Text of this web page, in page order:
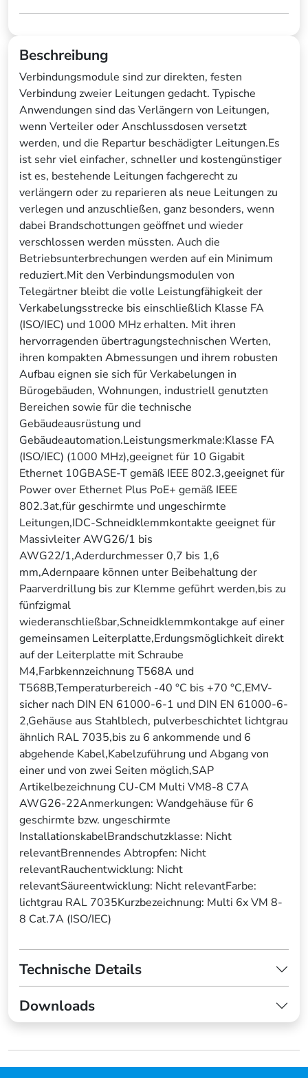
Beschreibung
Verbindungsmodule sind zur direkten, festen
Verbindung zweier Leitungen gedacht. Typische
Anwendungen sind das Verlängern von Leitungen,
wenn Verteiler oder Anschlussdosen versetzt
werden, und die Repartur beschädigter Leitungen.Es
ist sehr viel einfacher, schneller und kostengünstiger
ist es, bestehende Leitungen fachgerecht zu
verlängern oder zu reparieren als neue Leitungen zu
verlegen und anzuschließen, ganz besonders, wenn
dabei Brandschottungen geöffnet und wieder
verschlossen werden müssten. Auch die
Betriebsunterbrechungen werden auf ein Minimum
reduziert.Mit den Verbindungsmodulen von
Telegärtner bleibt die volle Leistungfähigkeit der
Verkabelungsstrecke bis einschließlich Klasse FA
(ISO/IEC) und 1000 MHz erhalten. Mit ihren
hervorragenden übertragungstechnischen Werten,
ihren kompakten Abmessungen und ihrem robusten
Aufbau eignen sie sich für Verkabelungen in
Bürogebäuden, Wohnungen, industriell genutzten
Bereichen sowie für die technische
Gebäudeausrüstung und
Gebäudeautomation.Leistungsmerkmale:Klasse FA
(ISO/IEC) (1000 MHz),geeignet für 10 Gigabit
Ethernet 10GBASE-T gemäß IEEE 802.3,geeignet für
Power over Ethernet Plus PoE+ gemäß IEEE
802.3at,für geschirmte und ungeschirmte
Leitungen,IDC-Schneidklemmkontakte geeignet für
Massivleiter AWG26/1 bis
AWG22/1,Aderdurchmesser 0,7 bis 1,6
mm,Adernpaare können unter Beibehaltung der
Paarverdrillung bis zur Klemme geführt werden,bis zu
fünfzigmal
wiederanschließbar,Schneidklemmkontakge auf einer
gemeinsamen Leiterplatte,Erdungsmöglichkeit direkt
auf der Leiterplatte mit Schraube
M4,Farbkennzeichnung T568A und
T568B,Temperaturbereich -40 °C bis +70 °C,EMV-
sicher nach DIN EN 61000-6-1 und DIN EN 61000-6-
2,Gehäuse aus Stahlblech, pulverbeschichtet lichtgrau
ähnlich RAL 7035,bis zu 6 ankommende und 6
abgehende Kabel,Kabelzuführung und Abgang von
einer und von zwei Seiten möglich,SAP
Artikelbezeichnung CU-CM Multi VM8-8 C7A
AWG26-22Anmerkungen: Wandgehäuse für 6
geschirmte bzw. ungeschirmte
InstallationskabelBrandschutzklasse: Nicht
relevantBrennendes Abtropfen: Nicht
relevantRauchentwicklung: Nicht
relevantSäureentwicklung: Nicht relevantFarbe:
lichtgrau RAL 7035Kurzbezeichnung: Multi 6x VM 8-
8 Cat.7A (ISO/IEC)
Technische Details
Downloads